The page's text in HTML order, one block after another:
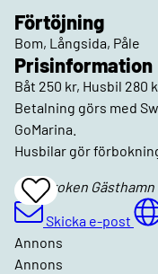
Förtöjning
Bom, Långsida, Påle
Prisinformation
Båt 250 kr, Husbil 280
Betalning görs med
GoMarina.
Husbilar gör
Add
To
Favrites
Skallkroken Gästhamn
Skicka e-post
Annons
Annons